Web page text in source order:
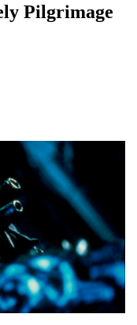
Pilgrimage